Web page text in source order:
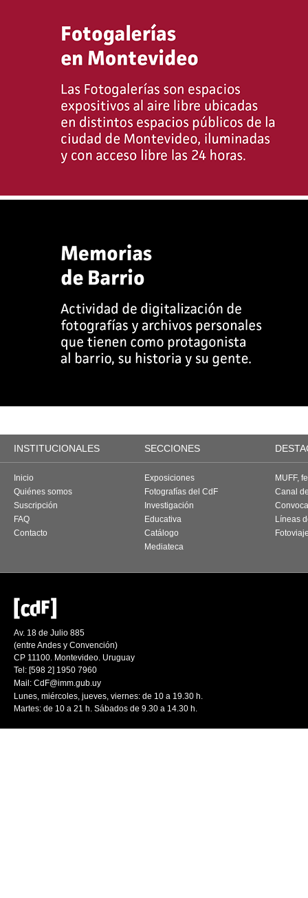
INSTITUCIONALES SECCIONES
Inicio
Quiénes somos
Suscripción
FAQ
Contacto
Exposiciones
Fotografías del CdF
Investigación
Educativa
Catálogo
Mediateca
MUFF,
Canal
Líneas
Av. 18 de Julio 885
(entre Andes y Convención)
CP 11100. Montevideo. Uruguay
Tel: [598 2] 1950 7960
Mail: CdF@imm.gub.uy
Lunes, miércoles, jueves, viernes: de 10 a 19.30 h.
Martes: de 10 a 21 h. Sábados de 9.30 a 14.30 h.